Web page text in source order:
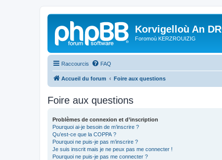
Korvigelloù An
Foromoù KERZROUIZIG
Raccourcis FAQ
Accueil du forum Foire aux questions
Foire aux questions
Problèmes de connexion et d’inscription
Pourquoi ai-je besoin de m’inscrire ?
Qu’est-ce que la COPPA ?
Pourquoi ne puis-je pas m’inscrire ?
Je suis inscrit mais je ne peux pas me connecter !
Pourquoi ne puis-je pas me connecter ?